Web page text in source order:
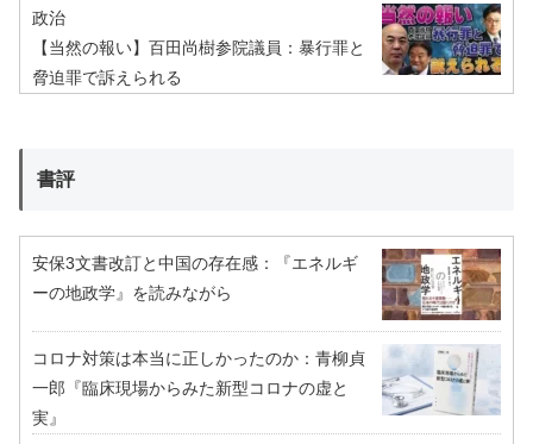
政治
【当然の報い】百田尚樹参院議員：暴行罪と
脅迫罪で訴えられる
書評
安保3文書改訂と中国の存在感：『エネルギ
ーの地政学』を読みながら
コロナ対策は本当に正しかったのか：青柳貞
一郎『臨床現場からみた新型コロナの虚と
実』